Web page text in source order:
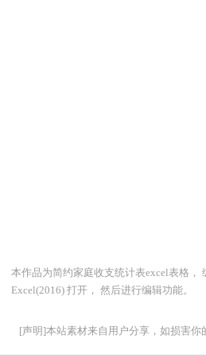
本作品为简约家庭收支统计表excel表格，
Excel(2016) 打开， 然后进行编辑功能。
[声明]本站素材来自用户分享，如损害你